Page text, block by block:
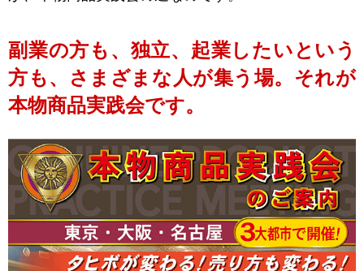
副業の方も、独立、起業したいという
方も、さまざまな人が集う場。それが
本物商品実践会です。